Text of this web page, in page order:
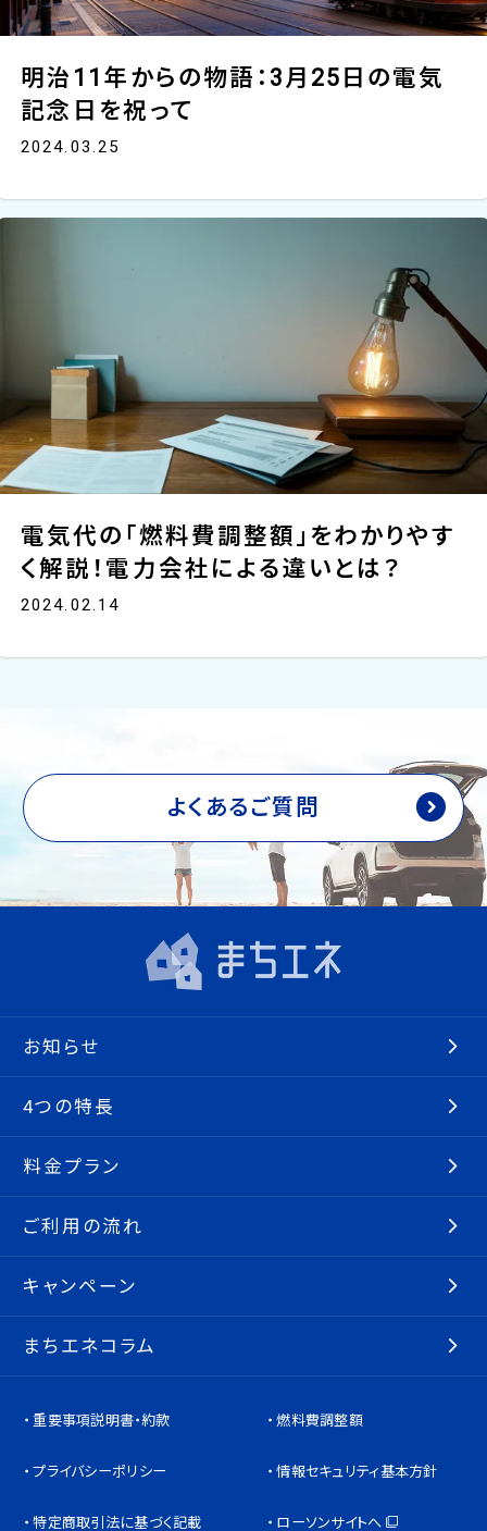
明治11年からの物語：3月25日の電気
記念日を祝って
2024.03.25
電気代の「燃料費調整額」をわかりやす
く解説！電力会社による違いとは？
2024.02.14
よくあるご質問
お知らせ
4つの特長
料金プラン
ご利用の流れ
キャンペーン
まちエネコラム
重要事項説明書・約款 燃料費調整額
プライバシーポリシー 情報セキュリティ基本方針
特定商取引法に基づく記載 ローソンサイトへ